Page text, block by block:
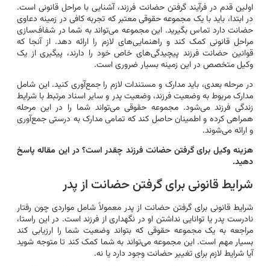
اولین قدم در فرآیند گرفتن حضانت فرزند، آشنایی با مراحل قانونی است.
در ابتدا، باید با یک مجموعه حقوقی معتبر که تجربه کافی در زمینه دعاوی
حضانت دارد تماس بگیرید. این مجموعه می‌تواند به شما در شفاف‌سازی
مراحل قانونی کمک کند و راهنمایی‌های لازم را ارائه دهد. از آنجا که
قوانین حضانت فرزند پیچیدگی‌های خاص خود را دارند، پیگیری از یک
وکیل متخصص در این زمینه بسیار ضروری است.
در مرحله بعدی، باید مدارک و مستندات لازم را جمع‌آوری کنید. این شامل
مدارک مربوط به وضعیت فرزند، وضعیت پدر و سایر اسناد مرتبط با شرایط
زندگی فرزند می‌شود. مجموعه حقوقی می‌تواند شما را در این مرحله
همراهی کرده و اطمینان حاصل کند که تمامی مدارک به درستی جمع‌آوری
و ارائه می‌شوند.
هزینه وکیل برای گرفتن حضانت فرزند چقدر است؟ در این مقاله پاسخ
دهید.
شرایط قانونی برای گرفتن حضانت از پدر
شرایط قانونی برای گرفتن حضانت از پدر معمولاً شامل مواردی چون رفتار
نادرست پدر یا توانایی نداشتن او در نگهداری از فرزند است. در این راستا،
مراجعه به یک مجموعه حقوقی که بتواند وضعیت شما را ارزیابی کند
بسیار مهم است. این مجموعه می‌تواند به شما کمک کند تا متوجه شوید
آیا شرایط لازم برای تغییر حضانت وجود دارد یا نه.